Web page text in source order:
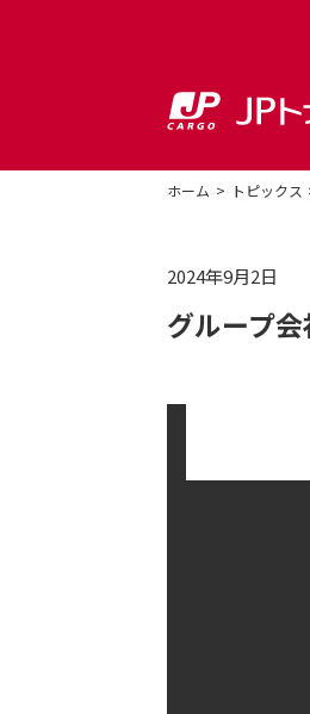
ホーム トピックス
2024年9月2日
グループ